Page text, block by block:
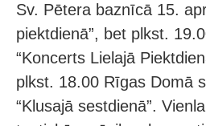
Sv. Pētera baznīcā 15.
piektdienā”, bet plkst.
“Koncerts Lielajā
plkst. 18.00 Rīgas Domā
“Klusajā sestdienā”.